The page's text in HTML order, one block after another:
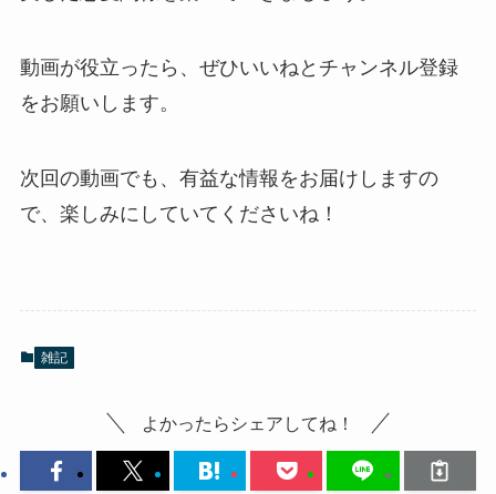
動画が役立ったら、ぜひいいねとチャンネル登録
をお願いします。
次回の動画でも、有益な情報をお届けしますの
で、楽しみにしていてくださいね！
雑記
よかったらシェアしてね！